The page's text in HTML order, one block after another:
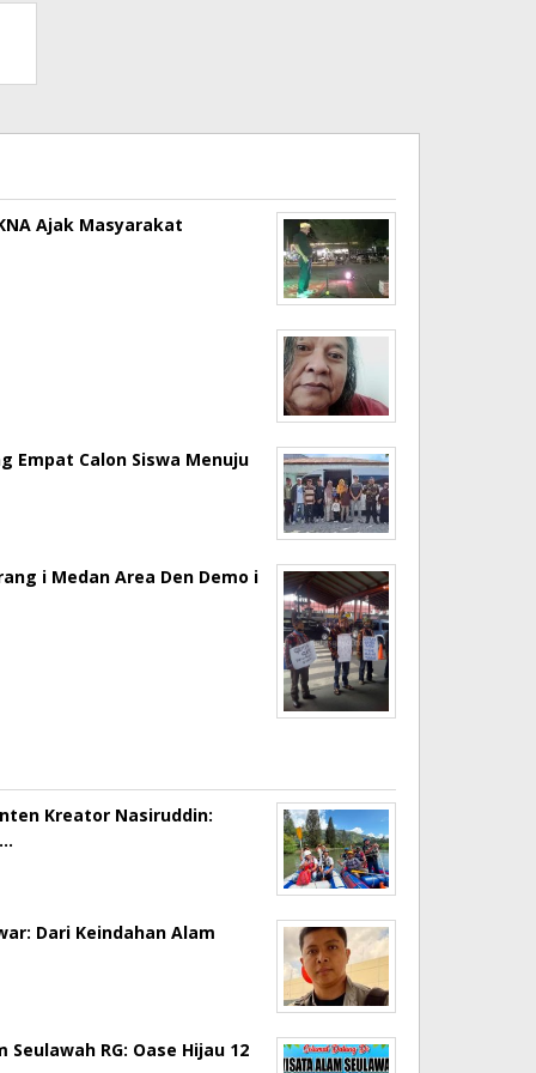
Ajak Masyarakat
Empat Calon Siswa Menuju
i Medan Area Den Demo i
Kreator Nasiruddin:
Dari Keindahan Alam
RG: Oase Hijau 12